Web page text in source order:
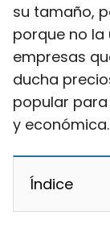
su tamaño,
porque no la
empresas
ducha
popular
y económica.
Índice